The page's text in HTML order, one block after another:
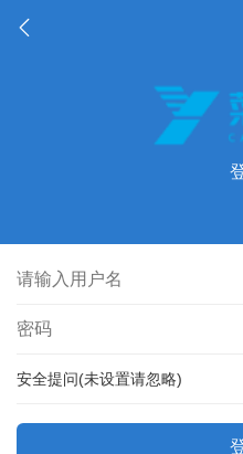
安全提问(未设置请忽略)